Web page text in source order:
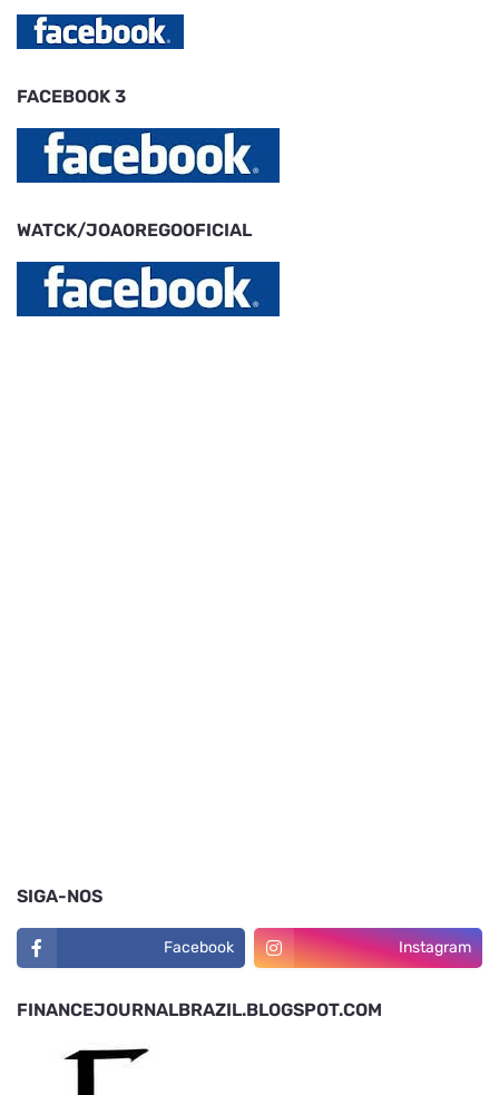
FACEBOOK 3
WATCK/JOAOREGOOFICIAL
SIGA-NOS
Facebook Instagram
FINANCEJOURNALBRAZIL.BLOGSPOT.COM